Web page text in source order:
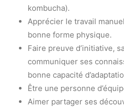
kombucha).
Apprécier le travail
bonne forme physique.
Faire preuve d’initiative,
communiquer ses
bonne capacité
Être une personne
Aimer partager ses